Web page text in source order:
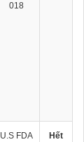
018
U.S FDA
Hết